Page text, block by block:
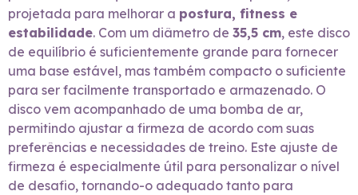
projetada para melhorar a postura, fitness e
estabilidade. Com um diâmetro de 35,5 cm, este disco
de equilíbrio é suficientemente grande para fornecer
uma base estável, mas também compacto o suficiente
para ser facilmente transportado e armazenado. O
disco vem acompanhado de uma bomba de ar,
permitindo ajustar a firmeza de acordo com suas
preferências e necessidades de treino. Este ajuste de
firmeza é especialmente útil para personalizar o nível
de desafio, tornando-o adequado tanto para